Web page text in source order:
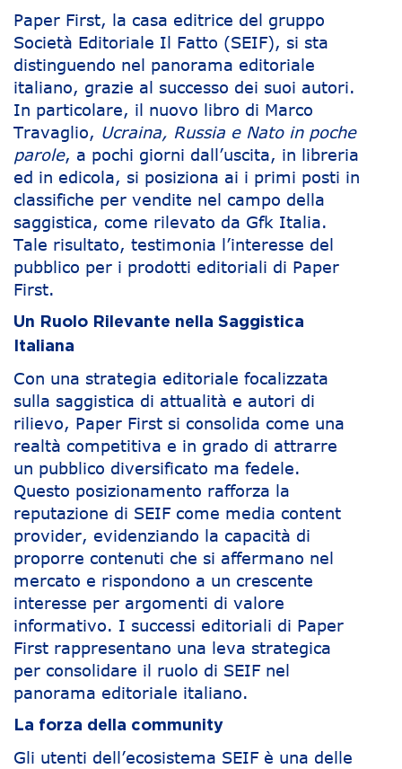
Paper First, la casa editrice del gruppo
Società Editoriale Il Fatto (SEIF), si sta
distinguendo nel panorama editoriale
italiano, grazie al successo dei suoi autori.
In particolare, il nuovo libro di Marco
Travaglio, Ucraina, Russia e Nato in poche
parole, a pochi giorni dall’uscita, in libreria
ed in edicola, si posiziona ai i primi posti in
classifiche per vendite nel campo della
saggistica, come rilevato da Gfk Italia.
Tale risultato, testimonia l’interesse del
pubblico per i prodotti editoriali di Paper
First.
Un Ruolo Rilevante nella Saggistica
Italiana
Con una strategia editoriale focalizzata
sulla saggistica di attualità e autori di
rilievo, Paper First si consolida come una
realtà competitiva e in grado di attrarre
un pubblico diversificato ma fedele.
Questo posizionamento rafforza la
reputazione di SEIF come media content
provider, evidenziando la capacità di
proporre contenuti che si affermano nel
mercato e rispondono a un crescente
interesse per argomenti di valore
informativo. I successi editoriali di Paper
First rappresentano una leva strategica
per consolidare il ruolo di SEIF nel
panorama editoriale italiano.
La forza della community
Gli utenti dell’ecosistema SEIF è una delle